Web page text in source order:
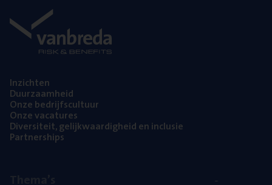
Inzich­ten
Duur­zaam­heid
Onze bedrijfs­cul­tuur
Onze vaca­tu­res
Diver­si­teit, gelijk­waar­dig­heid en inclusie
Part­ner­ships